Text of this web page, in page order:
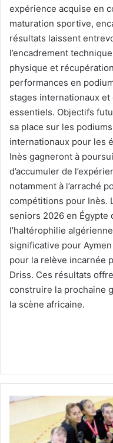
expérience acquise en
maturation sportive,
résultats laissent
l’encadrement
physique et
performances en
stages internationaux
essentiels. Objectifs
sa place sur les
internationaux pour les
Inès gagneront à
d’accumuler de
notamment à l’arraché
compétitions pour Inès.
seniors 2026 en
l’haltérophilie
significative pour
pour la relève incarnée
Driss. Ces résultats
construire la prochaine
la scène africaine.
Le
confirme